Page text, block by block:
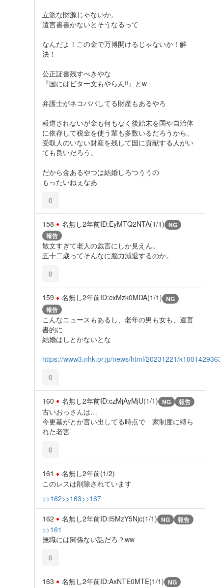
立派な財源じゃないか。
遺言書書かないとそうなるって
なんだよ！この金で万博開けるじゃないか！解
決！
公正証書残すべきやな
『国にはビタ一文もやらん‼︎』とw
弁護士がネコババしてる財産もあるやろ
報道されないが金も何もなく後始末を国や自治体
に依存して税金を使う輩も多数いるだろうから、
受取人のいない財産を残して国に貢献する人がい
ても良いだろう。
だから金あるやつは結婚しろつううの
もったいねぇなあ
0
158 名無し2年前ID:EyMTQ2NTA(1/1) NG
報告
散文すぎて老人の戯言にしか見えん。
五十二歳ってそんなに脳力減退するのか。
0
159 名無し2年前ID:cxMzk0MDA(1/1) NG
報告
こんなニュースもあるし、老年の男も女も、遺言
書的に
結婚はしとかないとな
https://www3.nhk.or.jp/news/html/20231221/
0
160 名無し2年前ID:czMjAyMjU(1/1) NG 報告
古いおっさんは…
今更墓がとか言い出してる時点で 家制度に縛ら
れた老害
0
161 名無し2年前(1/2)
このレスは削除されています
>>162>>163>>167
162 名無し2年前ID:I5MzY5Njc(1/1) NG 報告
>>161
無職には関係ない話だろ？ww
0
163 名無し2年前ID:AxNTE0MTE(1/1) NG